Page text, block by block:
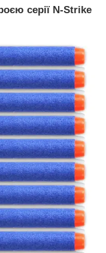
серії N-Strike